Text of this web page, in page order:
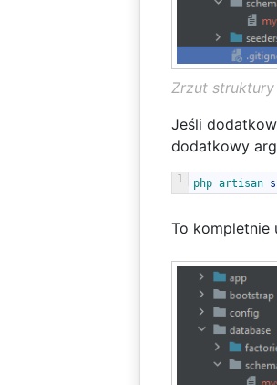
Zrzut
Jeśli
dodatkowy
1 php artisan
To kompletnie